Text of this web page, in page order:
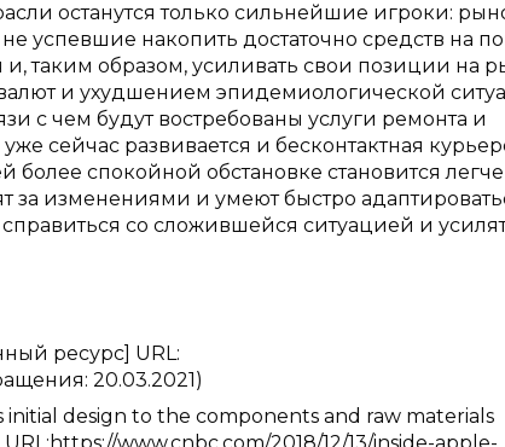
останутся только сильнейшие игроки:
успевшие накопить достаточно средств на
таким образом, усиливать свои позиции на
и ухудшением эпидемиологической
с чем будут востребованы услуги ремонта и
сейчас развивается и бесконтактная
спокойной обстановке становится легче
за изменениями и умеют быстро
со сложившейся ситуацией и
ресурс] URL:
20.03.2021)
design to the components and raw materials